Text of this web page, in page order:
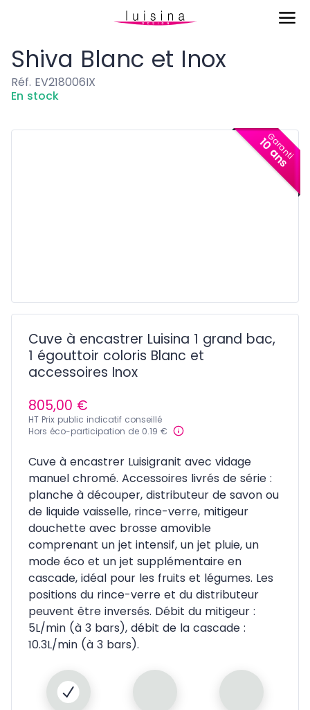
Shiva Blanc et Inox
Shiva Blanc et Inox
Réf. EV218006IX
En stock
Garanti
10 ans
Cuve à encastrer Luisina 1 grand bac,
1 égouttoir coloris Blanc et
accessoires Inox
805,00 €
HT Prix public indicatif conseillé
Hors éco-participation de 0.19 €
Cuve à encastrer Luisigranit avec vidage
manuel chromé. Accessoires livrés de série :
planche à découper, distributeur de savon ou
de liquide vaisselle, rince-verre, mitigeur
douchette avec brosse amovible
comprenant un jet intensif, un jet pluie, un
mode éco et un jet supplémentaire en
cascade, idéal pour les fruits et légumes. Les
positions du rince-verre et du distributeur
peuvent être inversés. Débit du mitigeur :
5L/min (à 3 bars), débit de la cascade :
10.3L/min (à 3 bars).